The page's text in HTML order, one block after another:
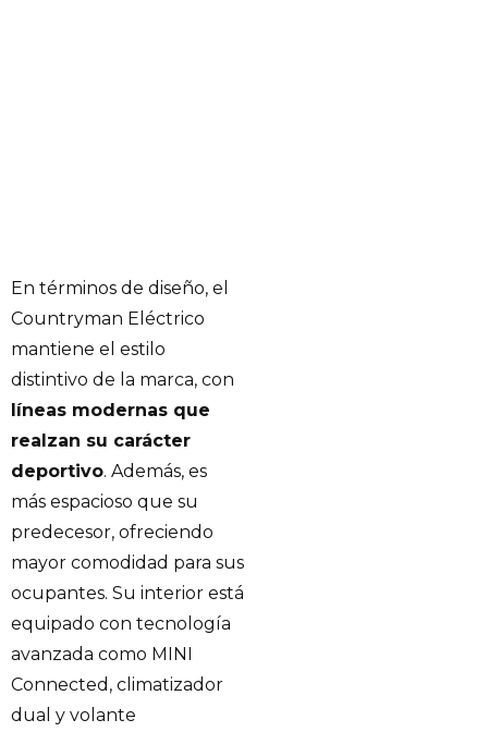
En términos de diseño, el
Countryman Eléctrico
mantiene el estilo
distintivo de la marca, con
líneas modernas que
realzan su carácter
deportivo. Además, es
más espacioso que su
predecesor, ofreciendo
mayor comodidad para sus
ocupantes. Su interior está
equipado con tecnología
avanzada como MINI
Connected, climatizador
dual y volante